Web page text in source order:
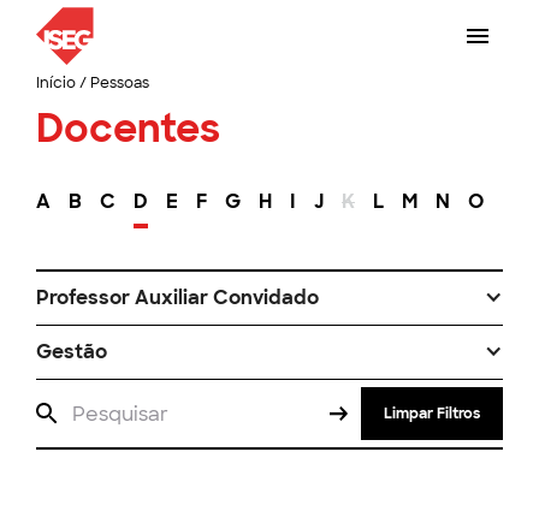
Início/ Pessoas
Docentes
A B C D E F G H I J K L M N O
Professor Auxiliar Convidado
Gestão
Limpar Filtros